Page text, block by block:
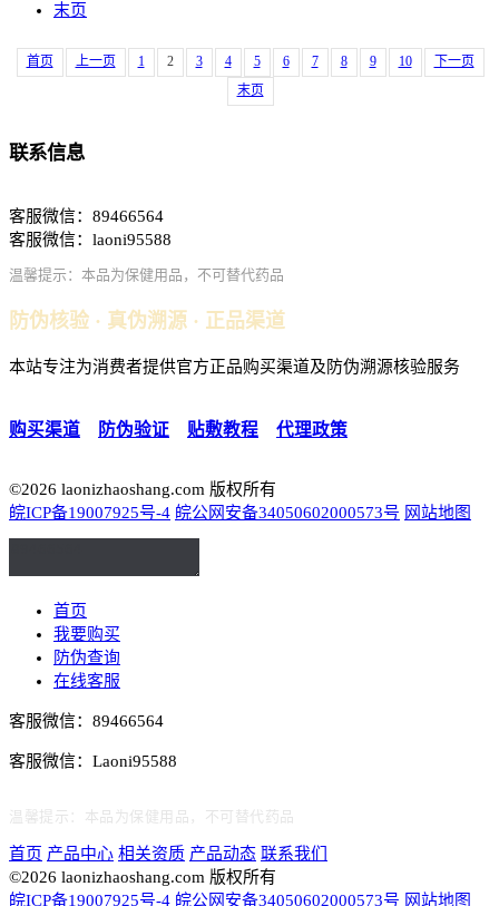
末页
首页 上一页 1 2 3 4 5 6 7 8 9 10
下一页
末页
联系信息
客服微信：89466564
客服微信：laoni95588
温馨提示：本品为保健用品，不可替代药品
防伪核验 · 真伪溯源 · 正品渠道
本站专注为消费者提供官方正品购买渠道及防伪溯源核验服务
购买渠道 防伪验证 贴敷教程 代理政策
©2026 laonizhaoshang.com 版权所有
皖ICP备19007925号-4 皖公网安备34050602000573号 网站地图
首页
我要购买
防伪查询
在线客服
客服微信：89466564
客服微信：Laoni95588
温馨提示：本品为保健用品，不可替代药品
首页 产品中心 相关资质 产品动态 联系我们
©2026 laonizhaoshang.com 版权所有
皖ICP备19007925号-4 皖公网安备34050602000573号 网站地图